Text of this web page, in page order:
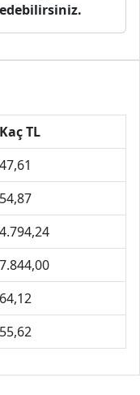
Kaç TL
47,61
54,87
4.794,24
7.844,00
64,12
55,62